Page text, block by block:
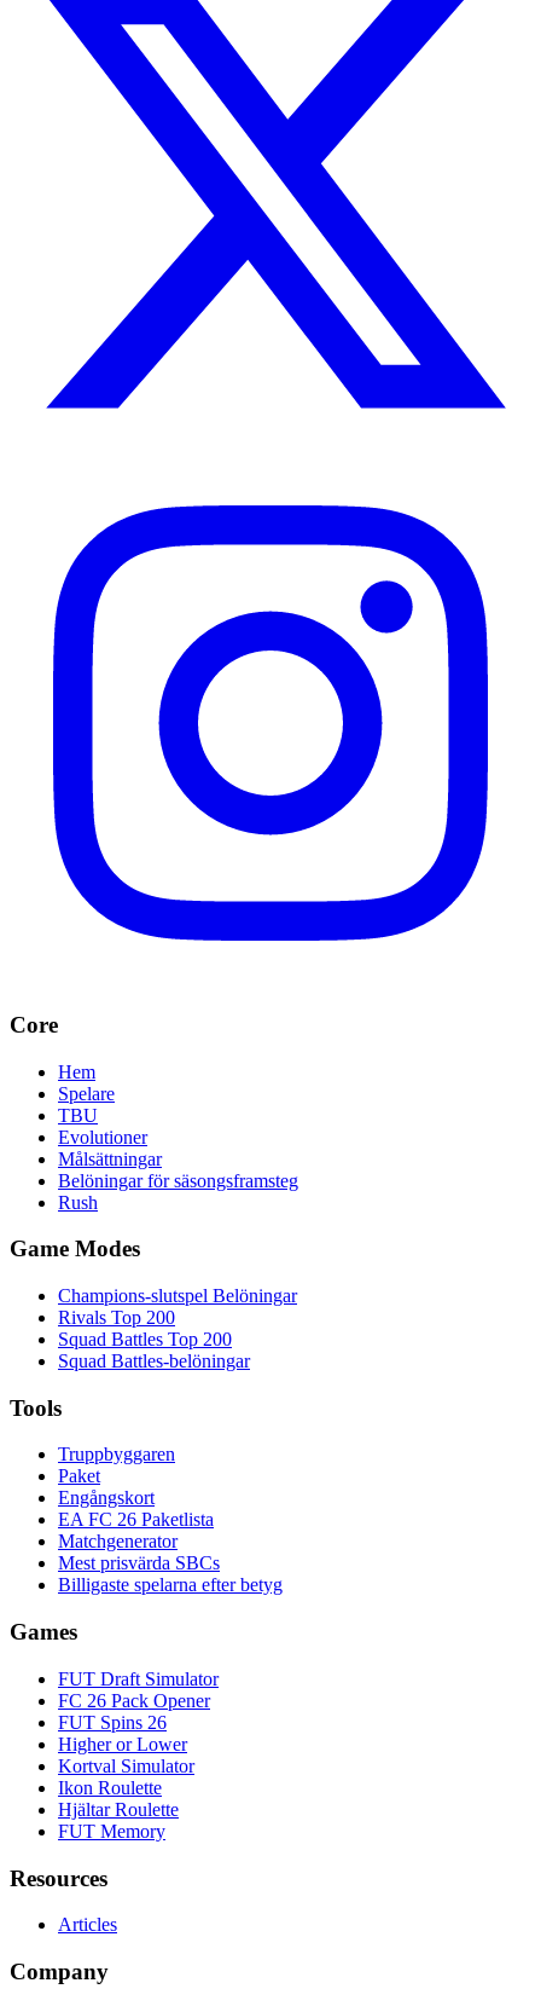
Core
Hem
Spelare
TBU
Evolutioner
Målsättningar
Belöningar för säsongsframsteg
Rush
Game Modes
Champions-slutspel Belöningar
Rivals Top 200
Squad Battles Top 200
Squad Battles-belöningar
Tools
Truppbyggaren
Paket
Engångskort
EA FC 26 Paketlista
Matchgenerator
Mest prisvärda SBCs
Billigaste spelarna efter betyg
Games
FUT Draft Simulator
FC 26 Pack Opener
FUT Spins 26
Higher or Lower
Kortval Simulator
Ikon Roulette
Hjältar Roulette
FUT Memory
Resources
Articles
Company